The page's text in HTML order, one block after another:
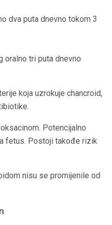
dva puta dnevno tokom 3
oralno tri puta dnevno
koja uzrokuje chancroid,
Potencijalno
fetus. Postoji takođe rizik
nisu se promijenile od